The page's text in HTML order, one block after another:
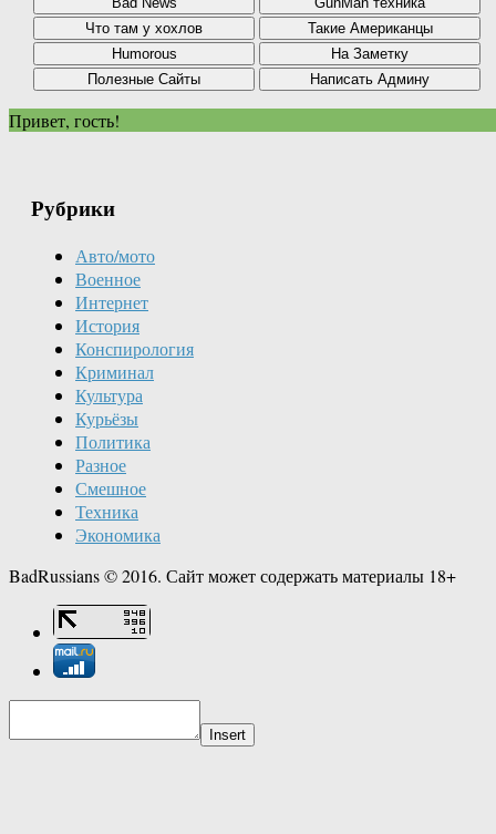
Привет, гость!
Рубрики
Авто/мото
Военное
Интернет
История
Конспирология
Криминал
Культура
Курьёзы
Политика
Разное
Смешное
Техника
Экономика
BadRussians © 2016. Сайт может содержать материалы 18+
Insert